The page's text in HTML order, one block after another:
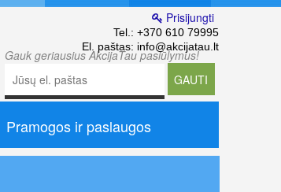
Prisijungti
Tel.: +370 610 79995
El. paštas: info@akcijatau.lt
Gauk geriausius AkcijaTau pasiūlymus!
GAUTI
Pramogos ir paslaugos